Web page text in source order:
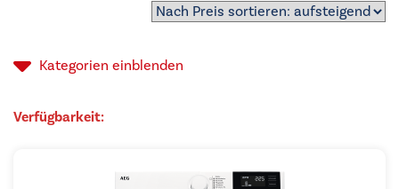
Kategorien einblenden
Verfügbarkeit: